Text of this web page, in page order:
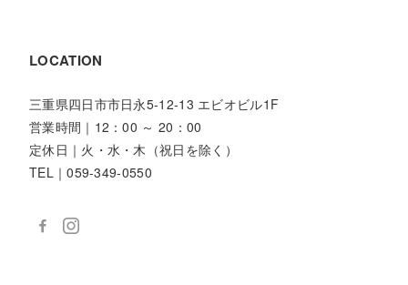
LOCATION
三重県四日市市日永5-12-13 エビオビル1F
営業時間｜12：00 ～ 20：00
定休日｜火・水・木（祝日を除く）
TEL｜059-349-0550